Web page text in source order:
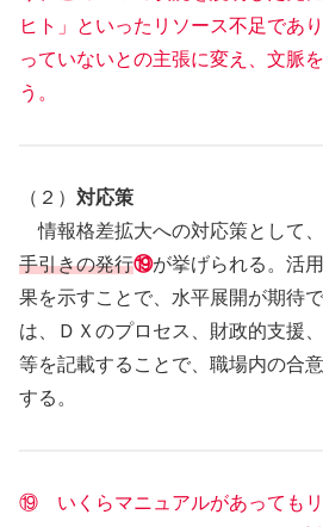
ヒト」といったリソース不足であ
っていないとの主張に変え、文脈
う。
（２） 対応策
情報格差拡大への対応策として、
手引きの発行⑲が挙げられる。活
果を示すことで、水平展開が期待
は、ＤＸのプロセス、財政的支援
等を記載することで、職場内の合
する。
⑲ いくらマニュアルがあってもリ